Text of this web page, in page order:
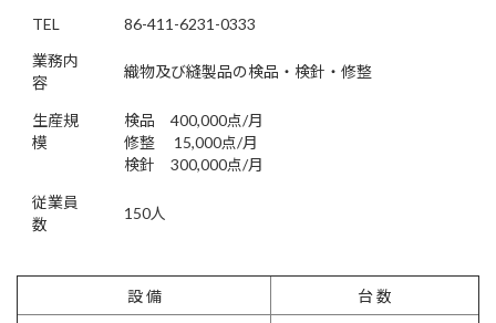
TEL
86-411-6231-0333
業務内
容
織物及び縫製品の検品・検針・修整
生産規
模
検品 400,000点/月
修整 15,000点/月
検針 300,000点/月
従業員
数
150人
設 備 台 数